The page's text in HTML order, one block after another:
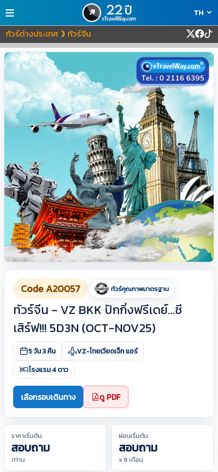
≡
ทัวร์ต่างประเทศ ❯ ทัวร์จีน
Code A20057 ทัวร์คุณภาพมาตรฐาน
ทัวร์จีน - VZ BKK ปักกิ่งฟรีเดย์...ชี
เสิร์ฟ!!! 5D3N (OCT-NOV25)
5 วัน 3 คืน
VZ-ไทยเวียดเจ็ท แอร์
โรงแรม 4 ดาว
เลือกรอบเดินทาง ดู PDF
ราคาเริ่มต้น
สอบถาม
/ท่าน
ผ่อนเริ่มต้น
สอบถาม
x 9 เดือน